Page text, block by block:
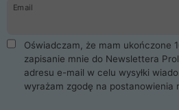
Email
Oświadczam, że mam ukończone
zapisanie mnie do Newslettera
adresu e-mail w celu wysyłki
wyrażam zgodę na postanowienia